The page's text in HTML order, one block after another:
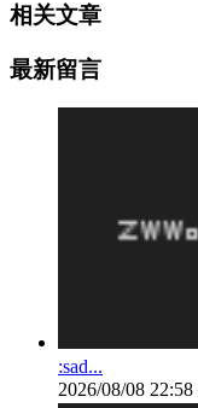
相关文章
最新留言
:sad...
2026/08/08 22:58